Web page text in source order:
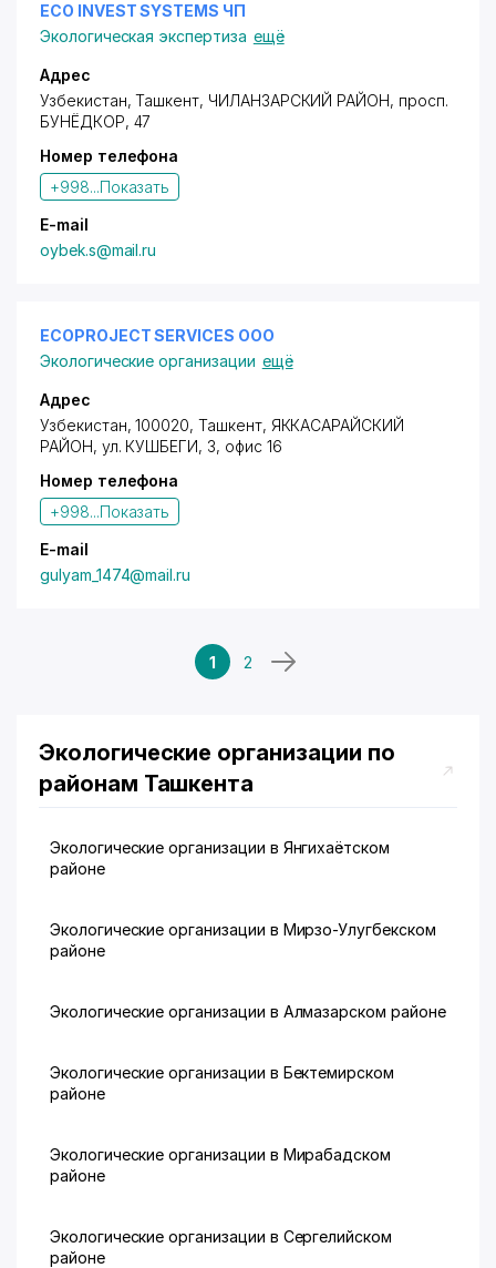
ECO INVEST SYSTEMS ЧП
Экологическая экспертиза ещё
Адрес
Узбекистан, Ташкент, ЧИЛАНЗАРСКИЙ РАЙОН, просп.
БУНЁДКОР, 47
Номер телефона
+998...Показать
E-mail
oybek.s@mail.ru
ECOPROJECT SERVICES ООО
Экологические организации ещё
Адрес
Узбекистан, 100020, Ташкент, ЯККАСАРАЙСКИЙ
РАЙОН, ул. КУШБЕГИ, 3, офис 16
Номер телефона
+998...Показать
E-mail
gulyam_1474@mail.ru
1 2
Экологические организации по
районам Ташкента
Экологические организации в Янгихаётском
районе
Экологические организации в Мирзо-Улугбекском
районе
Экологические организации в Алмазарском районе
Экологические организации в Бектемирском
районе
Экологические организации в Мирабадском
районе
Экологические организации в Сергелийском
районе